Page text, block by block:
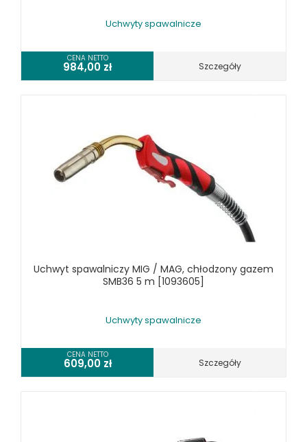
WYPOSAŻENIE DODATKOWE SCHWEISSKRAFT
KOSZT DOSTAWY
Uchwyty spawalnicze
CENA NETTO
984,00 zł Szczegóły
Uchwyt spawalniczy MIG / MAG, chłodzony gazem
SMB36 5 m [1093605]
Uchwyty spawalnicze
CENA NETTO
609,00 zł Szczegóły